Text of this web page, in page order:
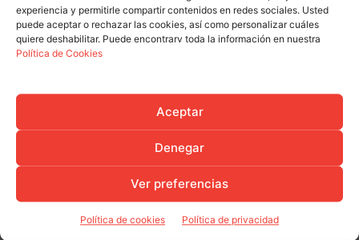
experiencia y permitirle compartir contenidos en redes sociales. Usted
puede aceptar o rechazar las cookies, así como personalizar cuáles
quiere deshabilitar. Puede encontrarv toda la información en nuestra
Política de Cookies
Aceptar
Denegar
Ver preferencias
Política de cookies Política de privacidad